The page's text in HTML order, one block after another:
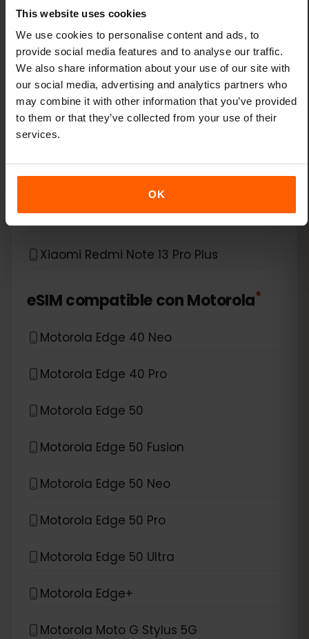
This website uses cookies
We use cookies to personalise content and ads, to
provide social media features and to analyse our traffic.
We also share information about your use of our site with
our social media, advertising and analytics partners who
may combine it with other information that you’ve provided
to them or that they’ve collected from your use of their
services.
OK
Xiaomi 14 Pro
Xiaomi 14T
Xiaomi 14T Pro
Xiaomi Redmi Note 11 Pro 5G
Xiaomi Redmi Note 13 Pro
Xiaomi Redmi Note 13 Pro Plus
eSIM compatible conMotorola*
Motorola Edge 40 Neo
Motorola Edge 40 Pro
Motorola Edge 50
Motorola Edge 50 Fusion
Motorola Edge 50 Neo
Motorola Edge 50 Pro
Motorola Edge 50 Ultra
Motorola Edge+
Motorola Moto G Stylus 5G